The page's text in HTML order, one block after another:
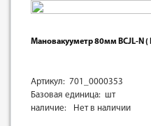
Мановакууметр 80мм BCJL-N (
Артикул: 701_0000353
Базовая единица: шт
наличие:
Нет в наличии